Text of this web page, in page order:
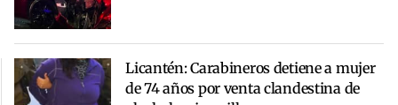
Licantén: Carabineros detiene a mujer
de 74 años por venta clandestina de